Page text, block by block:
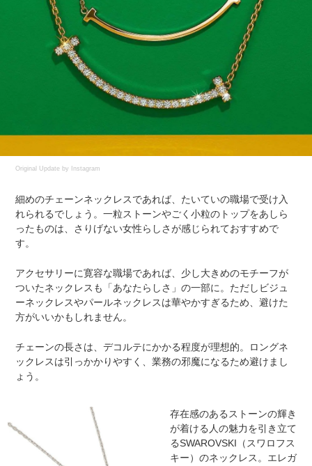
Original Update by Instagram
細めのチェーンネックレスであれば、たいていの職場で受け入
れられるでしょう。一粒ストーンやごく小粒のトップをあしら
ったものは、さりげない女性らしさが感じられておすすめで
す。
アクセサリーに寛容な職場であれば、少し大きめのモチーフが
ついたネックレスも「あなたらしさ」の一部に。ただしビジュ
ーネックレスやパールネックレスは華やかすぎるため、避けた
方がいいかもしれません。
チェーンの長さは、デコルテにかかる程度が理想的。ロングネ
ックレスは引っかかりやすく、業務の邪魔になるため避けまし
ょう。
存在感のあるストーンの輝き
が着ける人の魅力を引き立て
るSWAROVSKI（スワロフス
キー）のネックレス。エレガ